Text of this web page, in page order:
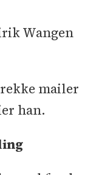
Wangen
mailer
han.